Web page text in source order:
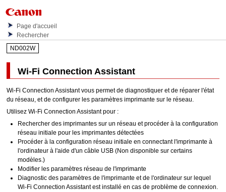
Page d'accueil
Rechercher
ND002W
Wi-Fi Connection Assistant
Wi-Fi Connection Assistantvous permet de diagnostiquer et de réparer l'état
du réseau, et de configurer les paramètresimprimante sur le réseau.
UtilisezWi-Fi Connection Assistantpour :
Rechercher des imprimantes sur un réseau et procéder à la configuration
réseau initiale pour les imprimantes détectées
Procéder à la configuration réseau initiale en connectant l'imprimante à
l'ordinateur à l'aide d'un câble USB (Non disponible sur certains
modèles.)
Modifier les paramètres réseau de l'imprimante
Diagnostic des paramètres de l'imprimante et de l'ordinateur sur lequel
Wi-Fi Connection Assistantest installé en cas de problème de connexion.